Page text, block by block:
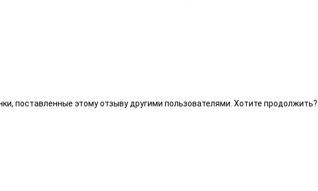
поставленные этому отзыву другими пользователями. Хотите продолжить?